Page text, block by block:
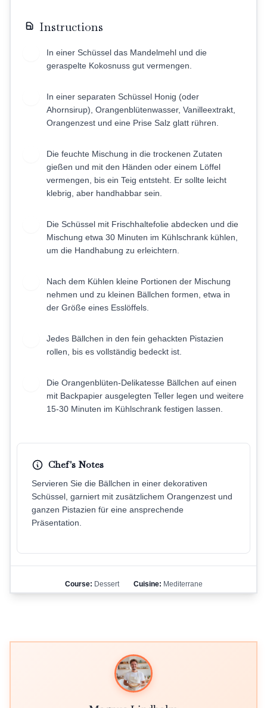
Instructions
In einer Schüssel das Mandelmehl und die
geraspelte Kokosnuss gut vermengen.
In einer separaten Schüssel Honig (oder
Ahornsirup), Orangenblütenwasser, Vanilleextrakt,
Orangenzest und eine Prise Salz glatt rühren.
Die feuchte Mischung in die trockenen Zutaten
gießen und mit den Händen oder einem Löffel
vermengen, bis ein Teig entsteht. Er sollte leicht
klebrig, aber handhabbar sein.
Die Schüssel mit Frischhaltefolie abdecken und die
Mischung etwa 30 Minuten im Kühlschrank kühlen,
um die Handhabung zu erleichtern.
Nach dem Kühlen kleine Portionen der Mischung
nehmen und zu kleinen Bällchen formen, etwa in
der Größe eines Esslöffels.
Jedes Bällchen in den fein gehackten Pistazien
rollen, bis es vollständig bedeckt ist.
Die Orangenblüten-Delikatesse Bällchen auf einen
mit Backpapier ausgelegten Teller legen und weitere
15-30 Minuten im Kühlschrank festigen lassen.
Chef's Notes
Servieren Sie die Bällchen in einer dekorativen
Schüssel, garniert mit zusätzlichem Orangenzest und
ganzen Pistazien für eine ansprechende
Präsentation.
Course: Dessert Cuisine: Mediterrane